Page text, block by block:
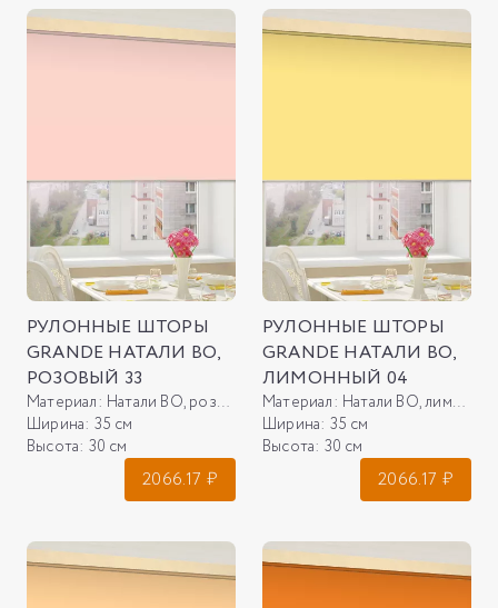
РУЛОННЫЕ ШТОРЫ
GRANDE НАТАЛИ ВО,
РОЗОВЫЙ 33
Материал: Натали ВО, розовый 33
Ширина: 35 см
Высота: 30 см
2066.17 ₽
РУЛОННЫЕ ШТОРЫ
GRANDE НАТАЛИ ВО,
ЛИМОННЫЙ 04
Материал: Натали ВО, лимонный 04
Ширина: 35 см
Высота: 30 см
2066.17 ₽